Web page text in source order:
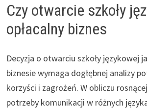
Czy otwarcie szkoły
opłacalny biznes
Decyzja o otwarciu szkoły językowej
biznesie wymaga dogłębnej analizy
korzyści i zagrożeń. W obliczu
potrzeby komunikacji w różnych